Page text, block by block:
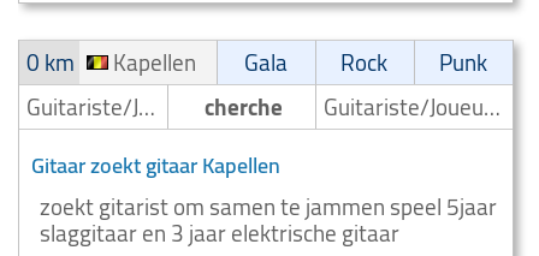
0 km
Kapellen Gala Rock
Punk
Guitariste/Joueur de guitare
cherche Guitariste/Joueur de guitare
Gitaar zoekt gitaar Kapellen
zoekt gitarist om samen te jammen speel 5jaar
slaggitaar en 3 jaar elektrische gitaar